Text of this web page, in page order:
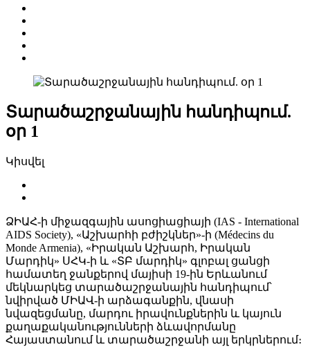
Տարածաշրջանային հանդիպում.
օր 1
Կիսվել
ՁԻԱՀ-ի միջազգային ասոցիացիայի (IAS - International
AIDS Society), «Աշխարհի բժիշկներ»-ի (Médecins du
Monde Armenia), «Իրական Աշխարհ, Իրական
Մարդիկ» ՍՀԿ-ի և «ՏԲ մարդիկ» գլոբալ ցանցի
համատեղ ջանքերով մայիսի 19-ին Երևանում
մեկնարկեց տարածաշրջանային հանդիպում՝
նվիրված ՄԻԱՎ-ի արձագանքին, վնասի
նվազեցմանը, մարդու իրավունքներին և կայուն
քաղաքականությունների ձևավորմանը
Հայաստանում և տարածաշրջանի այլ երկրներում։